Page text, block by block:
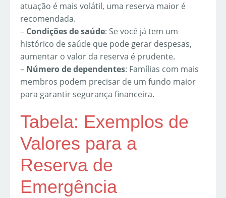
atuação é mais volátil, uma reserva maior é
recomendada.
– Condições de saúde: Se você já tem um
histórico de saúde que pode gerar despesas,
aumentar o valor da reserva é prudente.
– Número de dependentes: Famílias com mais
membros podem precisar de um fundo maior
para garantir segurança financeira.
Tabela: Exemplos de
Valores para a
Reserva de
Emergência